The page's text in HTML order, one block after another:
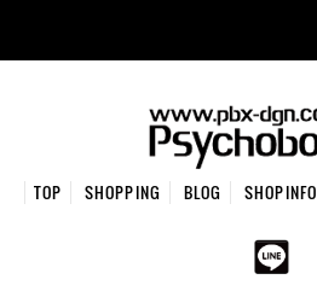
TOP SHOPPING BLOG SHOPINFO